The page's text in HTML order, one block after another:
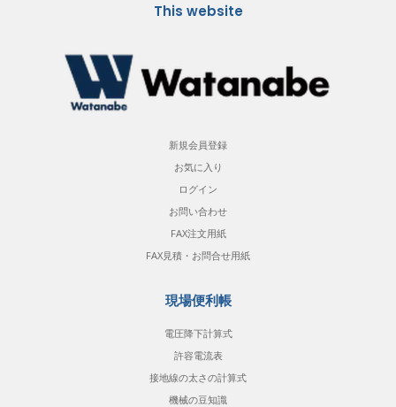
This website
新規会員登録
お気に入り
ログイン
お問い合わせ
FAX注文用紙
FAX見積・お問合せ用紙
現場便利帳
電圧降下計算式
許容電流表
接地線の太さの計算式
機械の豆知識